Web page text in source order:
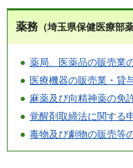
薬務 （埼玉県保健医療部
薬局、医薬品の販売業
医療機器の販売業・貸
麻薬及び向精神薬の免
覚醒剤取締法に関する
毒物及び劇物の販売等